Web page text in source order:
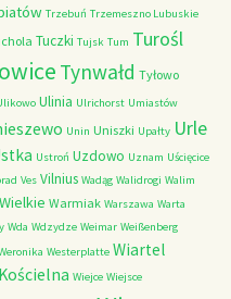
Trzebuń Trzemeszno Lubuskie
Tuczki Tujsk Tum Turośl
Tynwałd Tyłowo
Ulinia Ulrichorst Umiastów
Unin Uniszki Upałty Urle
Ustroń Uzdowo Uznam Uścięcice
Ves Vilnius Wadąg Walidrogi Walim
Warmiak Warszawa Warta
Wda Wdzydze Weimar Weißenberg
Westerplatte Wiartel
Wiejce Wiejsce